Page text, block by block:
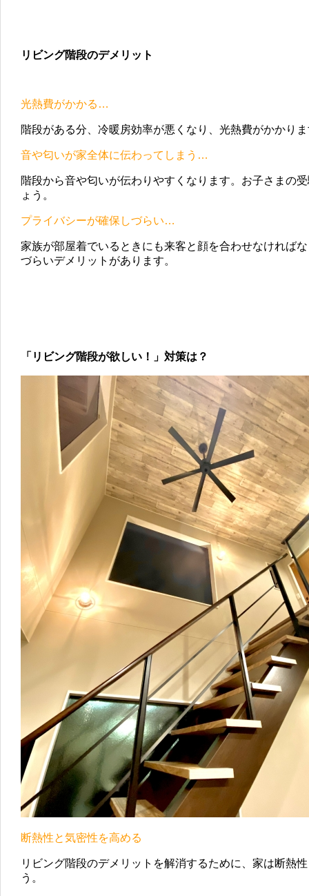
リビング階段のデメリット
光熱費がかかる…
階段がある分、冷暖房効率が悪くなり、光熱費がかかり
音や匂いが家全体に伝わってしまう…
階段から音や匂いが伝わりやすくなります。お子さまの
ょう。
プライバシーが確保しづらい…
家族が部屋着でいるときにも来客と顔を合わせなければ
づらいデメリットがあります。
「リビング階段が欲しい！」対策は？
断熱性と気密性を高める
リビング階段のデメリットを解消するために、家は断熱
う。